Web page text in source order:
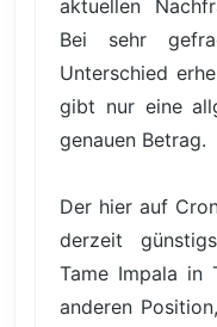
aktuellen
Bei sehr
Unterschied
gibt nur eine
genauen Betrag.
Der hier auf
derzeit
Tame Impala in
anderen